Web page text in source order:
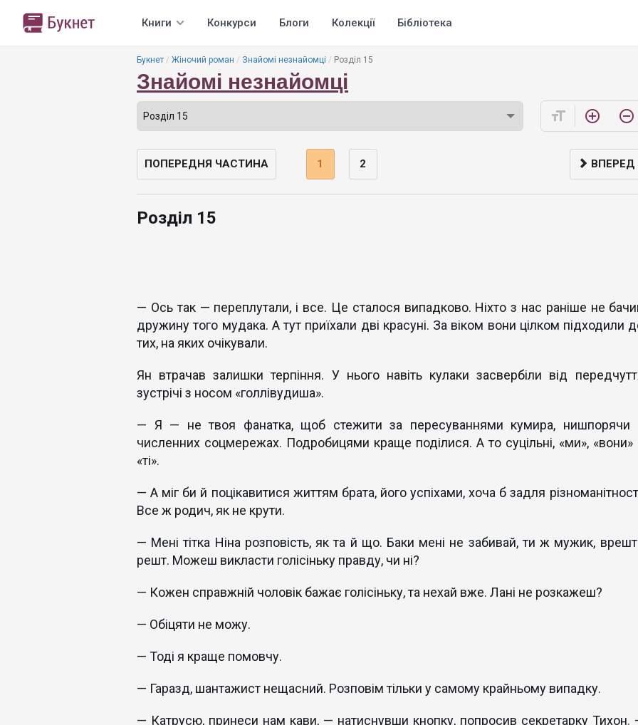
Книги Конкурси Блоги Колекції Бібліотека
Букнет Жіночий роман Знайомі незнайомці Розділ 15
Знайомі незнайомці
format_size add_circle_outline remove_circle_outline
ПОПЕРЕДНЯ ЧАСТИНА 1 2 ВПЕРЕД
Розділ 15
— Ось так — переплутали, і все. Це сталося випадково. Ніхто з нас раніше не
дружину того мудака. А тут приїхали дві красуні. За віком вони цілком підходили
тих, на яких очікували.
Ян втрачав залишки терпіння. У нього навіть кулаки засвербіли від
зустрічі з носом «голлівудиша».
— Я — не твоя фанатка, щоб стежити за пересуваннями кумира, нишпорячи
численних соцмережах. Подробицями краще поділися. А то суцільні, «ми», «вони»
«ті».
— А міг би й поцікавитися життям брата, його успіхами, хоча б задля
Все ж родич, як не крути.
— Мені тітка Ніна розповість, як та й що. Баки мені не забивай, ти ж мужик,
решт. Можеш викласти голісіньку правду, чи ні?
— Кожен справжній чоловік бажає голісіньку, та нехай вже. Лані не розкажеш?
— Обіцяти не можу.
— Тоді я краще помовчу.
— Гаразд, шантажист нещасний. Розповім тільки у самому крайньому випадку.
— Катрусю, принеси нам кави, — натиснувши кнопку, попросив секретарку Тихон.